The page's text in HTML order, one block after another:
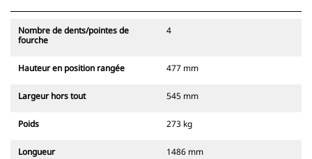
Nombre de dents/pointes de
fourche
4
Hauteur en position rangée 477 mm
Largeur hors tout 545 mm
Poids 273 kg
Longueur 1486 mm